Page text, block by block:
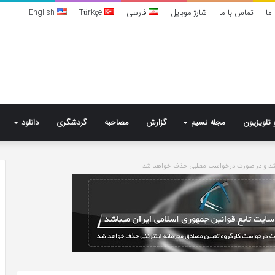
تماس با ما شارژ موبایل فارسی Türkçe
English
تلویزیون مجله نسیم گزارش مصاحبه گردشگری دانلود
و در صورت درخواست مطلبی حذف خواهد شد
سندرم
پرادر-
ویلی
چگونه
انجام
3 روز پیش